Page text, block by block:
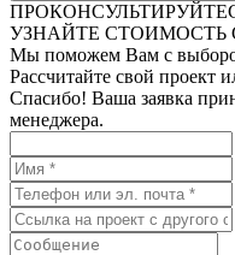
УЗНАЙТЕ СТОИМОСТЬ
Мы поможем Вам с
Рассчитайте свой проект
Спасибо! Ваша заявка
менеджера.